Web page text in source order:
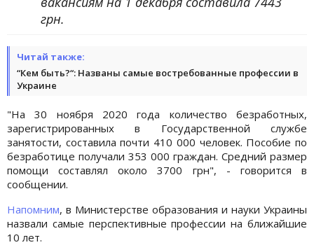
грн.
Читай также:
“Кем быть?“: Названы самые востребованные профессии в
Украине
"На 30 ноября 2020 года количество безработных,
зарегистрированных в Государственной службе
занятости, составила почти 410 000 человек. Пособие по
безработице получали 353 000 граждан. Средний размер
помощи составлял около 3700 грн", - говорится в
сообщении.
Напомним, в Министерстве образования и науки Украины
назвали самые перспективные профессии на ближайшие
10 лет.